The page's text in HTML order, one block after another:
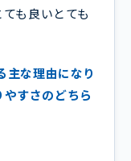
も良いとても
主な理由になり
すさのどちら